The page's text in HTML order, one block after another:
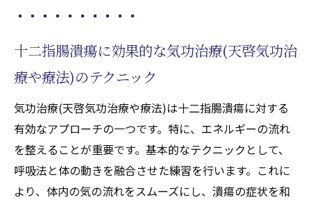
十二指腸潰瘍に効果的な気功治療(天啓気功治
療や療法)のテクニック
気功治療(天啓気功治療や療法)は十二指腸潰瘍に対する
有効なアプローチの一つです。特に、エネルギーの流れ
を整えることが重要です。基本的なテクニックとして、
呼吸法と体の動きを融合させた練習を行います。これに
より、体内の気の流れをスムーズにし、潰瘍の症状を和